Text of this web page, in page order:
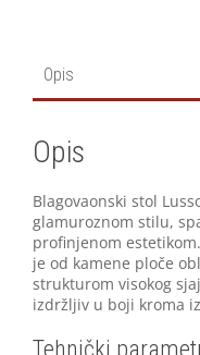
Opis
Opis
Blagovaonski stol
glamuroznom stilu,
profinjenom
je od kamene ploče
strukturom visokog
izdržljiv u boji kroma
Tehnički